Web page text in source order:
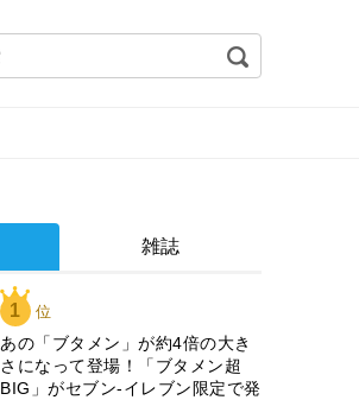
雑誌
1 位
あの「ブタメン」が約4倍の大き
さになって登場！「ブタメン超
BIG」がセブン‐イレブン限定で発